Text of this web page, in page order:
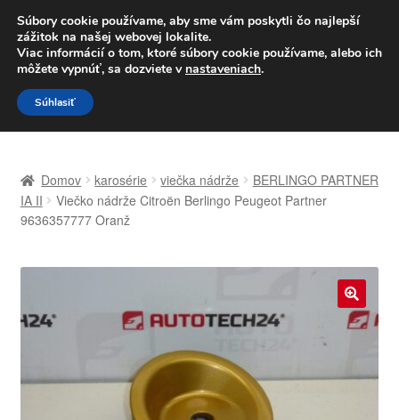
DOPRAVA od 6 EUR
Po–Pi 09:00–16:00 233 221 276
Preskočiť
na
navigáciu
Preskočiť
na
obsah
Celosvetová preprava
Môj účet
Domov karosérie viečka nádrže
BERLINGO PARTNER
IA II
Viečko nádrže Citroën Berlingo Peugeot Partner
9636357777 Oranž
🔍
Súbory cookie používame, aby sme vám poskytli čo najlepší
zážitok na našej webovej lokalite.
Viac informácií o tom, ktoré súbory cookie používame, alebo ich
môžete vypnúť, sa dozviete v nastaveniach.
Súhlasiť